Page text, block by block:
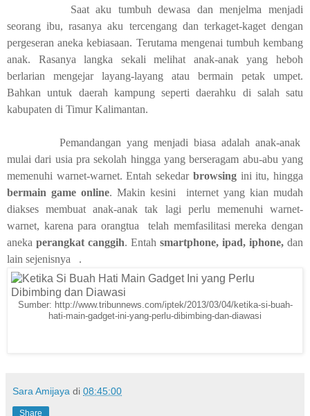
Saat aku tumbuh dewasa dan menjelma menjadi
seorang ibu, rasanya aku tercengang dan terkaget-kaget dengan
pergeseran aneka kebiasaan. Terutama mengenai tumbuh kembang
anak. Rasanya langka sekali melihat anak-anak yang heboh
berlarian mengejar layang-layang atau bermain petak umpet.
Bahkan untuk daerah kampung seperti daerahku di salah satu
kabupaten di Timur Kalimantan.
Pemandangan yang menjadi biasa adalah anak-anak
mulai dari usia pra sekolah hingga yang berseragam abu-abu yang
memenuhi warnet-warnet. Entah sekedar browsing ini itu, hingga
bermain game online. Makin kesini internet yang kianmudah
diaksesmembuat anak-anak tak lagi perlu memenuhi warnet-
warnet, karena para orangtua telah memfasilitasi mereka dengan
aneka perangkat canggih. Entah smartphone, ipad, iphone, dan
lain sejenisnya .
Sumber: http://www.tribunnews.com/iptek/2013/03/04/ketika-si-buah-
hati-main-gadget-ini-yang-perlu-dibimbing-dan-diawasi
Sara Amijaya di 08:45:00
Share